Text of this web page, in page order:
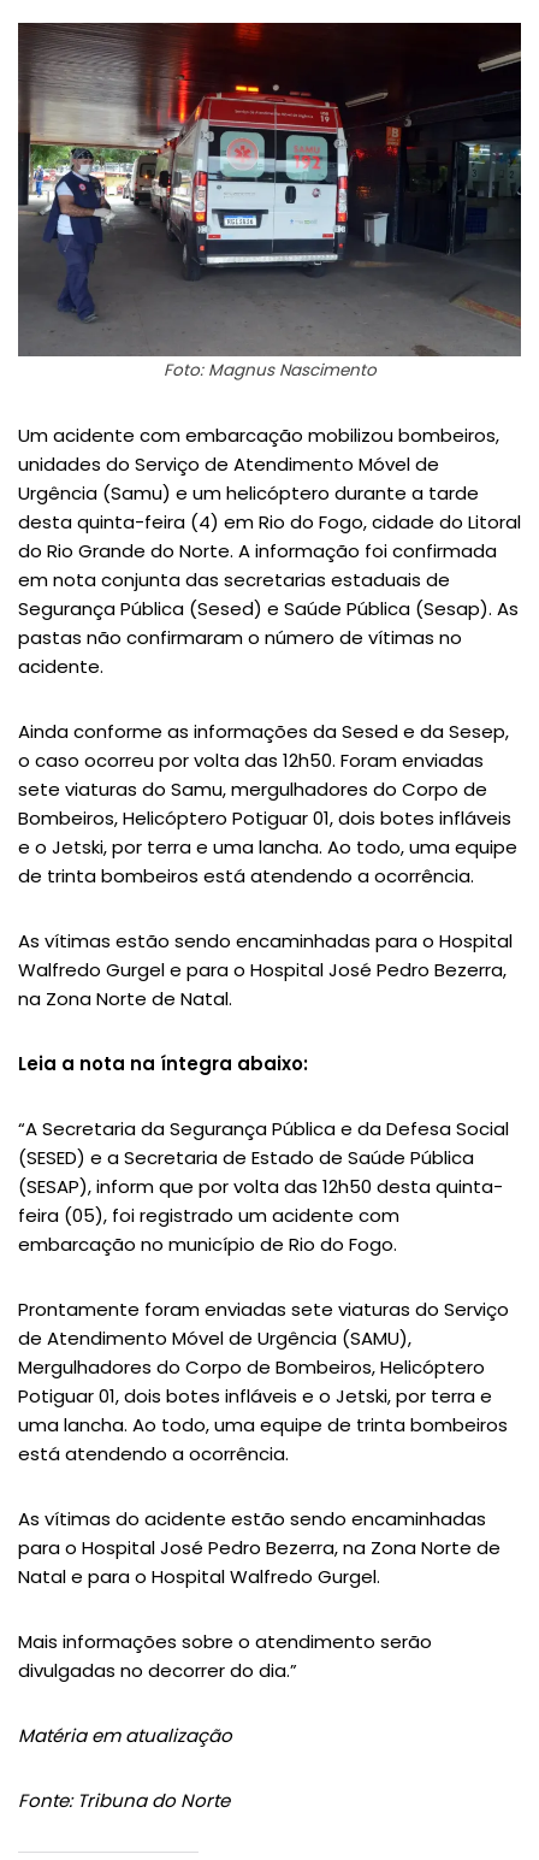
Foto: Magnus Nascimento
Um acidente com embarcação mobilizou bombeiros,
unidades do Serviço de Atendimento Móvel de
Urgência (Samu) e um helicóptero durante a tarde
desta quinta-feira (4) em Rio do Fogo, cidade do Litoral
do Rio Grande do Norte. A informação foi confirmada
em nota conjunta das secretarias estaduais de
Segurança Pública (Sesed) e Saúde Pública (Sesap). As
pastas não confirmaram o número de vítimas no
acidente.
Ainda conforme as informações da Sesed e da Sesep,
o caso ocorreu por volta das 12h50. Foram enviadas
sete viaturas do Samu, mergulhadores do Corpo de
Bombeiros, Helicóptero Potiguar 01, dois botes infláveis
e o Jetski, por terra e uma lancha. Ao todo, uma equipe
de trinta bombeiros está atendendo a ocorrência.
As vítimas estão sendo encaminhadas para o Hospital
Walfredo Gurgel e para o Hospital José Pedro Bezerra,
na Zona Norte de Natal.
Leia a nota na íntegra abaixo:
“A Secretaria da Segurança Pública e da Defesa Social
(SESED) e a Secretaria de Estado de Saúde Pública
(SESAP), inform que por volta das 12h50 desta quinta-
feira (05), foi registrado um acidente com
embarcação no município de Rio do Fogo.
Prontamente foram enviadas sete viaturas do Serviço
de Atendimento Móvel de Urgência (SAMU),
Mergulhadores do Corpo de Bombeiros, Helicóptero
Potiguar 01, dois botes infláveis e o Jetski, por terra e
uma lancha. Ao todo, uma equipe de trinta bombeiros
está atendendo a ocorrência.
As vítimas do acidente estão sendo encaminhadas
para o Hospital José Pedro Bezerra, na Zona Norte de
Natal e para o Hospital Walfredo Gurgel.
Mais informações sobre o atendimento serão
divulgadas no decorrer do dia.”
Matéria em atualização
Fonte: Tribuna do Norte